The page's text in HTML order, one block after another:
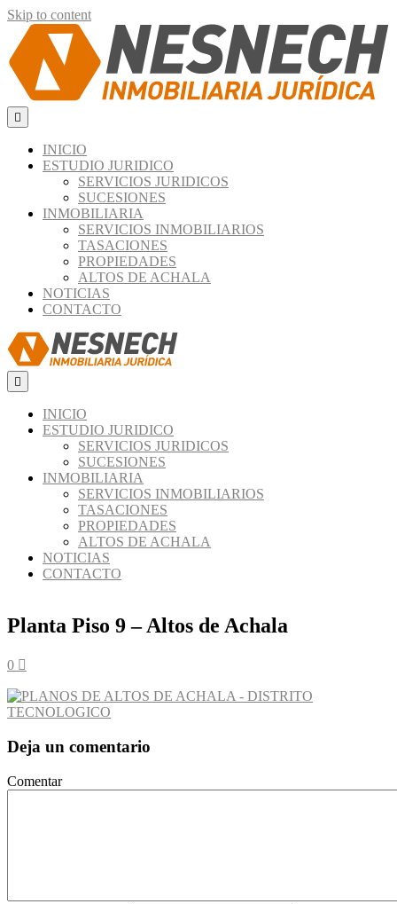
Skip to content
INICIO
ESTUDIO JURIDICO
SERVICIOS JURIDICOS
SUCESIONES
INMOBILIARIA
SERVICIOS INMOBILIARIOS
TASACIONES
PROPIEDADES
ALTOS DE ACHALA
NOTICIAS
CONTACTO
INICIO
ESTUDIO JURIDICO
SERVICIOS JURIDICOS
SUCESIONES
INMOBILIARIA
SERVICIOS INMOBILIARIOS
TASACIONES
PROPIEDADES
ALTOS DE ACHALA
NOTICIAS
CONTACTO
Planta Piso 9 – Altos de Achala
0
Deja un comentario
Comentar